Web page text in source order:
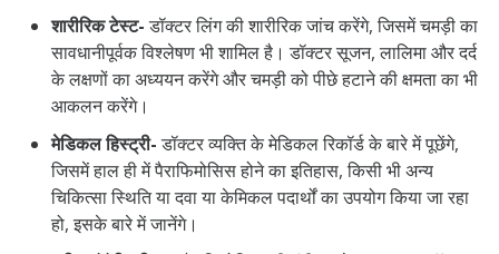
शारीरिक टेस्ट-डॉक्टर लिंग की शारीरिक जांच करेंगे, जिसमें चमड़ी का
सावधानीपूर्वक विश्लेषण भी शामिल है। डॉक्टर सूजन, लालिमा और दर्द
के लक्षणों का अध्ययन करेंगे और चमड़ी को पीछे हटाने की क्षमता का भी
आकलन करेंगे।
मेडिकल हिस्ट्री-डॉक्टर व्यक्ति के मेडिकल रिकॉर्ड के बारे में पूछेंगे,
जिसमें हाल ही में पैराफिमोसिस होने का इतिहास, किसी भी अन्य
चिकित्सा स्थिति या दवा या केमिकल पदार्थों का उपयोग किया जा रहा
हो, इसके बारे में जानेंगे।